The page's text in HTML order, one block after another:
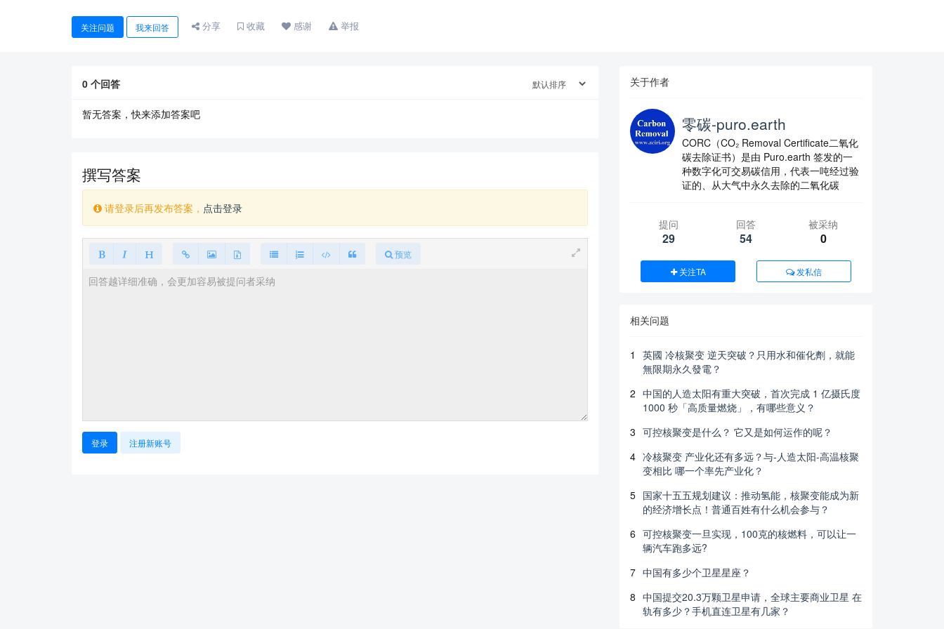
查看更多
关注问题 我来回答 分享 收藏 感谢 举报
0 个回答
暂无答案，快来添加答案吧
撰写答案
请登录后再发布答案， 点击登录
预览
登录 注册新账号
关于作者
零碳-puro.earth
CORC（CO₂ Removal Certificate二氧化
碳去除证书）是由 Puro.earth 签发的一
种数字化可交易碳信用，代表一吨经过验
证的、从大气中永久去除的二氧化碳
提问
29
回答
54
被采纳
0
关注TA 发私信
相关问题
1
英國 冷核聚变 逆天突破？只用水和催化劑，就能
無限期永久發電？
2 中国的人造太阳有重大突破，首次完成 1 亿摄氏度
1000 秒「高质量燃烧」，有哪些意义？
3 可控核聚变是什么？ 它又是如何运作的呢？
4 冷核聚变 产业化还有多远？与-人造太阳-高温核聚
变相比 哪一个率先产业化？
5 国家十五五规划建议：推动氢能，核聚变能成为新
的经济增长点！普通百姓有什么机会参与？
6 可控核聚变一旦实现，100克的核燃料，可以让一
辆汽车跑多远?
7 中国有多少个卫星星座？
8 中国提交20.3万颗卫星申请，全球主要商业卫星 在
轨有多少？手机直连卫星有几家？